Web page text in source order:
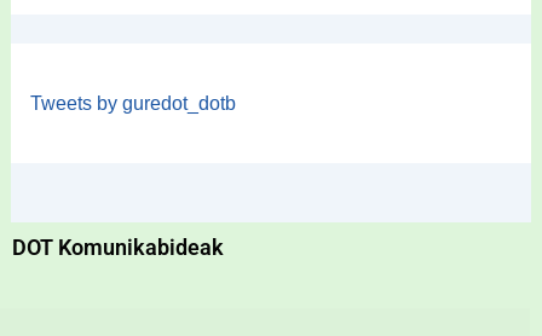
Tweets by guredot_dotb
DOT Komunikabideak